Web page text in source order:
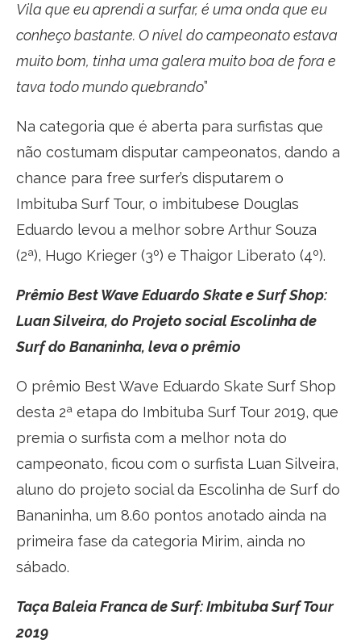
Vila que eu aprendi a surfar, é uma onda que eu
conheço bastante. O nível do campeonato estava
muito bom, tinha uma galera muito boa de fora e
tava todo mundo quebrando”
Na categoria que é aberta para surfistas que
não costumam disputar campeonatos, dando a
chance para free surfer’s disputarem o
Imbituba Surf Tour, o imbitubese Douglas
Eduardo levou a melhor sobre Arthur Souza
(2ª), Hugo Krieger (3º) e Thaigor Liberato (4º).
Prêmio Best Wave Eduardo Skate e Surf Shop:
Luan Silveira, do Projeto social Escolinha de
Surf do Bananinha, leva o prêmio
O prêmio Best Wave Eduardo Skate Surf Shop
desta 2ª etapa do Imbituba Surf Tour 2019, que
premia o surfista com a melhor nota do
campeonato, ficou com o surfista Luan Silveira,
aluno do projeto social da Escolinha de Surf do
Bananinha, um 8.60 pontos anotado ainda na
primeira fase da categoria Mirim, ainda no
sábado.
Taça Baleia Franca de Surf: Imbituba Surf Tour
2019